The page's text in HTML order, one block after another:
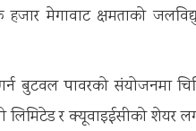
मेगावाट क्षमताको
बुटवल पावरको संयोजनमा
र क्यूवाइईसीको शेयर